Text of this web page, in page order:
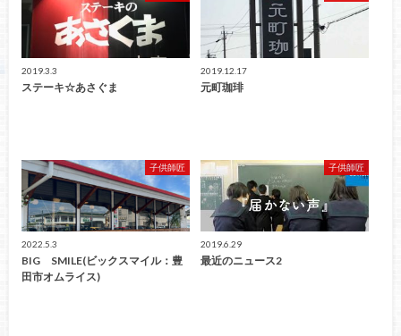
2019.3.3
ステーキ☆あさぐま
2019.12.17
元町珈琲
子供師匠
2022.5.3
BIG SMILE(ビックスマイル：豊
田市オムライス)
子供師匠
2019.6.29
最近のニュース2